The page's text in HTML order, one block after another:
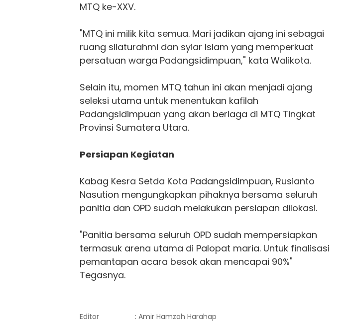
MTQ ke-XXV.
"MTQ ini milik kita semua. Mari jadikan ajang ini sebagai
ruang silaturahmi dan syiar Islam yang memperkuat
persatuan warga Padangsidimpuan," kata Walikota.
Selain itu, momen MTQ tahun ini akan menjadi ajang
seleksi utama untuk menentukan kafilah
Padangsidimpuan yang akan berlaga di MTQ Tingkat
Provinsi Sumatera Utara.
Persiapan Kegiatan
Kabag Kesra Setda Kota Padangsidimpuan, Rusianto
Nasution mengungkapkan pihaknya bersama seluruh
panitia dan OPD sudah melakukan persiapan dilokasi.
"Panitia bersama seluruh OPD sudah mempersiapkan
termasuk arena utama di Palopat maria. Untuk finalisasi
pemantapan acara besok akan mencapai 90%"
Tegasnya.
Editor : Amir Hamzah Harahap